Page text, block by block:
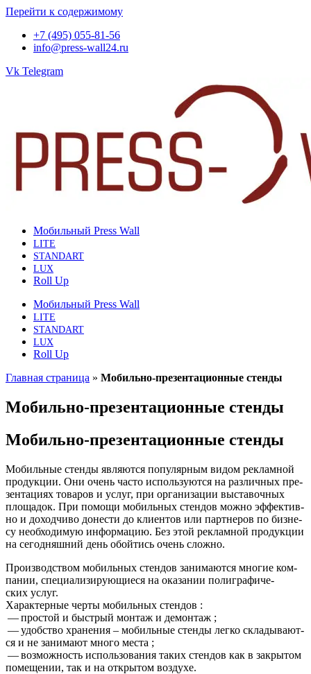
Перейти к содержимому
+7 (495) 055-81-56
info@press-wall24.ru
Vk Telegram
Мобильный Press Wall
LITE
STANDART
LUX
Roll Up
Мобильный Press Wall
LITE
STANDART
LUX
Roll Up
Главная страница » Мобильно-презентационные стенды
Мобильно-презентационные стенды
Мобильно-презентационные стенды
Мобиль­ные стен­ды явля­ют­ся попу­ляр­ным видом реклам­ной
про­дук­ции. Они очень часто исполь­зу­ют­ся на раз­лич­ных пре­
зен­та­ци­ях това­ров и услуг, при орга­ни­за­ции выста­воч­ных
пло­ща­док. При помо­щи мобиль­ных стен­дов мож­но эффек­тив­
но и доход­чи­во доне­сти до кли­ен­тов или парт­не­ров по биз­не­
су необ­хо­ди­мую инфор­ма­цию. Без этой реклам­ной про­дук­ции
на сего­дняш­ний день обой­тись очень сложно.
Про­из­вод­ством мобиль­ных стен­дов зани­ма­ют­ся мно­гие ком­
па­нии, спе­ци­а­ли­зи­ру­ю­щи­е­ся на ока­за­нии поли­гра­фи­че­
ских услуг.
Харак­тер­ные чер­ты мобиль­ных стендов :
— про­стой и быст­рый мон­таж и демонтаж ;
— удоб­ство хра­не­ния – мобиль­ные стен­ды лег­ко скла­ды­ва­ют­
ся и не зани­ма­ют мно­го места ;
— воз­мож­ность исполь­зо­ва­ния таких стен­дов как в закры­том
поме­ще­нии, так и на откры­том воздухе.